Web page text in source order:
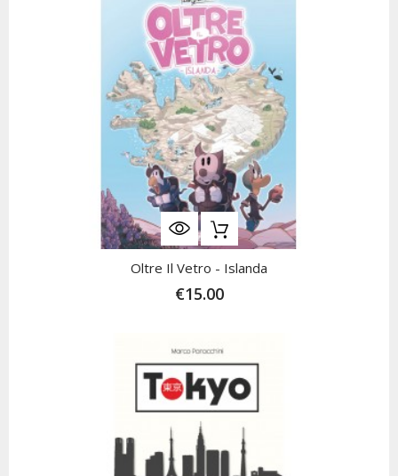
Oltre Il Vetro - Islanda
€15.00